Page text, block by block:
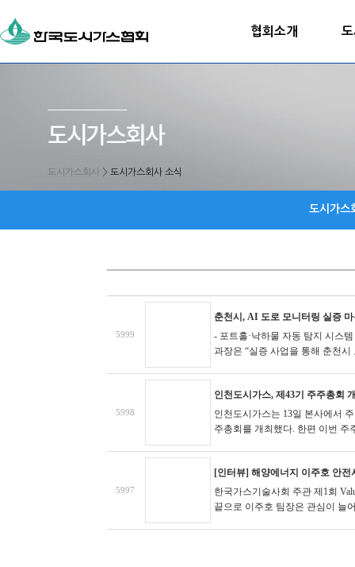
협회소개
도시가스회사 > 도시가스회사 소식
도시가스
5999
춘천시, AI 도로 모니터링 실증
- 포트홀·낙하물 자동 탐지 시스
과장은 “실증 사업을 통해 춘천
5998
인천도시가스, 제43기 주주총회
인천도시가스는 13일 본사에서
주총회를 개최했다. 한편 이번 주
5997
[인터뷰] 해양에너지 이주호 안
한국가스기술사회 주관 제1회
끝으로 이주호 팀장은 관심이 늘